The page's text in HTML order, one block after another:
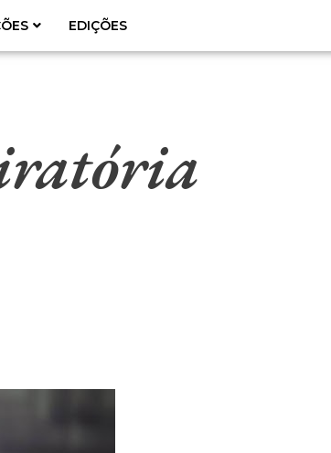
EDIÇÕES